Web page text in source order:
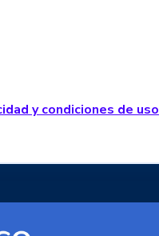
Youtube
y condiciones de uso